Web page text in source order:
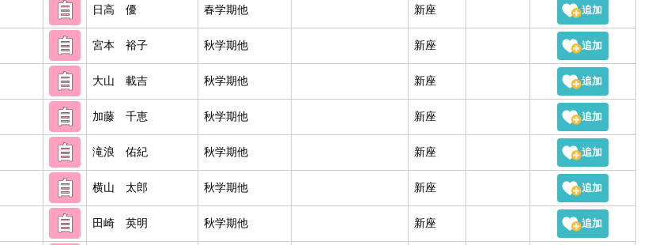
日高 優 春学期他 新座
宮本 裕子 秋学期他 新座
大山 載吉 秋学期他 新座
加藤 千恵 秋学期他 新座
滝浪 佑紀 秋学期他 新座
横山 太郎 秋学期他 新座
田崎 英明 秋学期他 新座